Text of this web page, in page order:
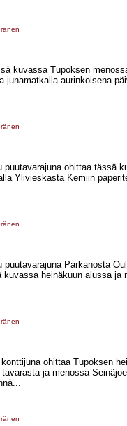
kuvassa Tupoksen
junamatkalla aurinkoisena
puutavarajuna ohittaa tässä
Ylivieskasta Kemiin
puutavarajuna Parkanosta
kuvassa heinäkuun alussa ja
ohittaa Tupoksen
ja menossa